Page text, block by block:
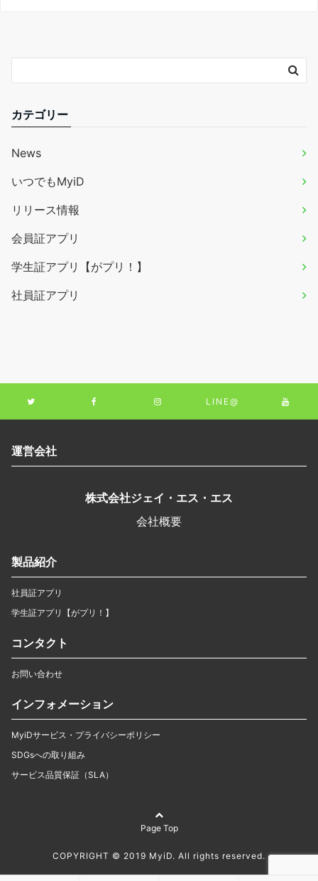
カテゴリー
News
いつでもMyiD
リリース情報
会員証アプリ
学生証アプリ【がプリ！】
社員証アプリ
LINE@
運営会社
株式会社ジェイ・エス・エス
会社概要
製品紹介
社員証アプリ
学生証アプリ【がプリ！】
コンタクト
お問い合わせ
インフォメーション
MyiDサービス・プライバシーポリシー
SDGsへの取り組み
サービス品質保証（SLA）
Page Top
COPYRIGHT © 2019 MyiD. All rights reserved.